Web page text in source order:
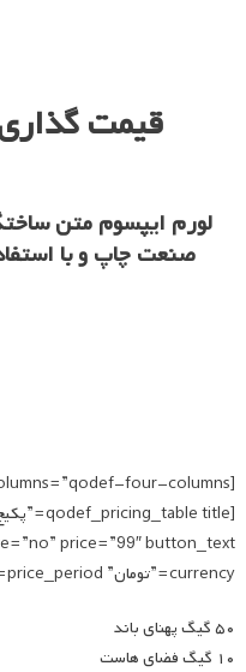
قیمت
لورم ایپسوم متن
صنعت چاپ و با
currency=”تومان” price_period=”ماهانه”]
۵۰ گیگ پهنای باند
۱۰ گیگ فضای هاست